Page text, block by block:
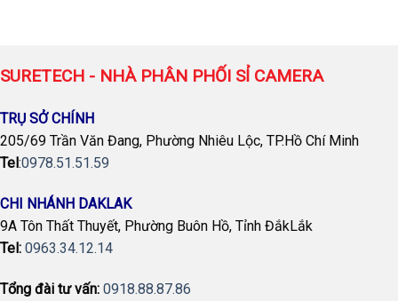
SURETECH - NHÀ PHÂN PHỐI SỈ CAMERA
TRỤ SỞ CHÍNH
205/69 Trần Văn Đang, Phường Nhiêu Lộc, TP.Hồ Chí Minh
Tel :0978.51.51.59
CHI NHÁNH DAKLAK
9A Tôn Thất Thuyết, Phường Buôn Hồ, Tỉnh ĐắkLắk
Tel: 0963.34.12.14
Tổng đài tư vấn: 0918.88.87.86